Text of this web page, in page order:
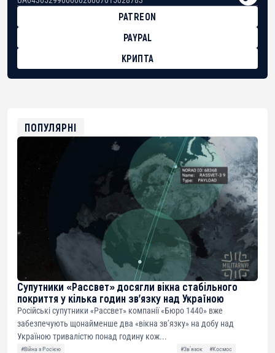
PATREON
PAYPAL
КРИПТА
0xfD02863D3289416fcF50975c9DFda13623f97758
ПОПУЛЯРНІ
Супутники «Рассвет» досягли вікна стабільного
покриття у кілька годин зв’язку над Україною
Російські супутники «Рассвет» компанії «Бюро 1440» вже
забезпечують щонайменше два «вікна зв’язку» на добу над
Україною тривалістю понад годину кож...
#Війна з Росією #Звʼязок
#Космос